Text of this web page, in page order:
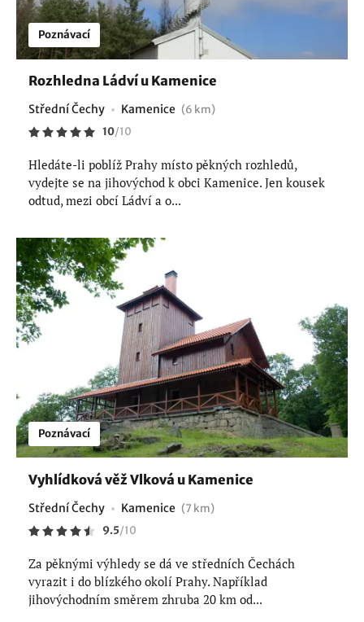
Poznávací
Rozhledna Ládví u Kamenice
Střední Čechy Kamenice (6 km)
10/10
Hledáte-li poblíž Prahy místo pěkných rozhledů,
vydejte se na jihovýchod k obci Kamenice. Jen kousek
odtud, mezi obcí Ládví a o...
Poznávací
Vyhlídková věž Vlková u Kamenice
Střední Čechy Kamenice (7 km)
9.5/10
Za pěknými výhledy se dá ve středních Čechách
vyrazit i do blízkého okolí Prahy. Například
jihovýchodním směrem zhruba 20 km od...